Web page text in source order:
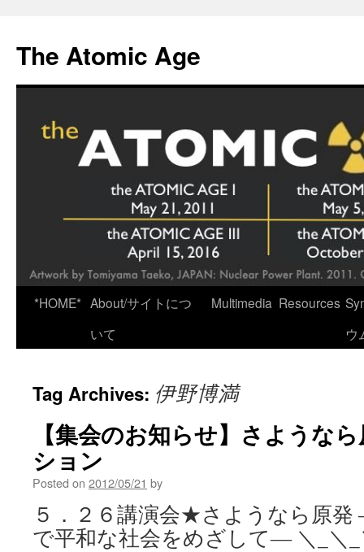
content
The Atomic Age
*HOME* About/サイトにつ
いて
Multimedia Resources
ウ
Tag Archives: 伊野博満
【集会のお知らせ】さような
ション
Posted on 2012/05/21 by
５．２６講演会★さようなら原
で平和な社会をめざして― ＼_＼_